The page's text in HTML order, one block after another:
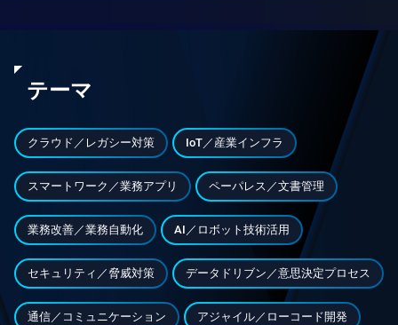
テーマ
クラウド／レガシー対策 IoT／産業インフラ
スマートワーク／業務アプリ ペーパレス／文書管理
業務改善／業務自動化 AI／ロボット技術活用
セキュリティ／脅威対策 データドリブン／意思決定プロセス
通信／コミュニケーション アジャイル／ローコード開発